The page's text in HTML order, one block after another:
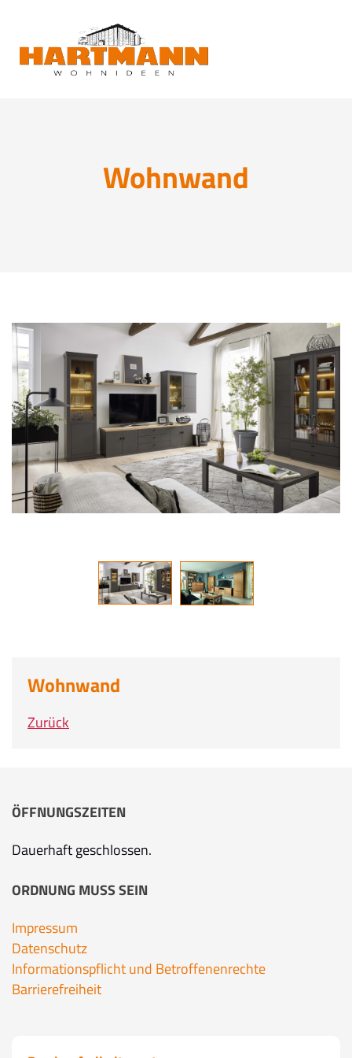
Wohnwand
Wohnwand
Zurück
ÖFFNUNGSZEITEN
Dauerhaft geschlossen.
ORDNUNG MUSS SEIN
Impressum
Datenschutz
Informationspflicht und Betroffenenrechte
Barrierefreiheit